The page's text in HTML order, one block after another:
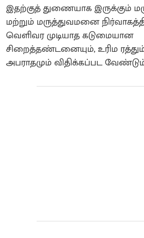
இதற்குத் துணையாக இருக்கும்
மற்றும் மருத்துவமனை
வெளிவர முடியாத கடுமையான
சிறைத்தண்டனையும், உரிம
அபராதமும் விதிக்கப்பட